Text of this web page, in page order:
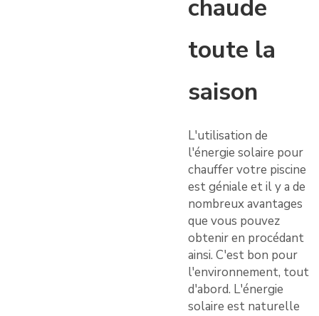
chaude
toute la
saison
L'utilisation de
l'énergie solaire pour
chauffer votre piscine
est géniale et il y a de
nombreux avantages
que vous pouvez
obtenir en procédant
ainsi. C'est bon pour
l'environnement, tout
d'abord. L'énergie
solaire est naturelle